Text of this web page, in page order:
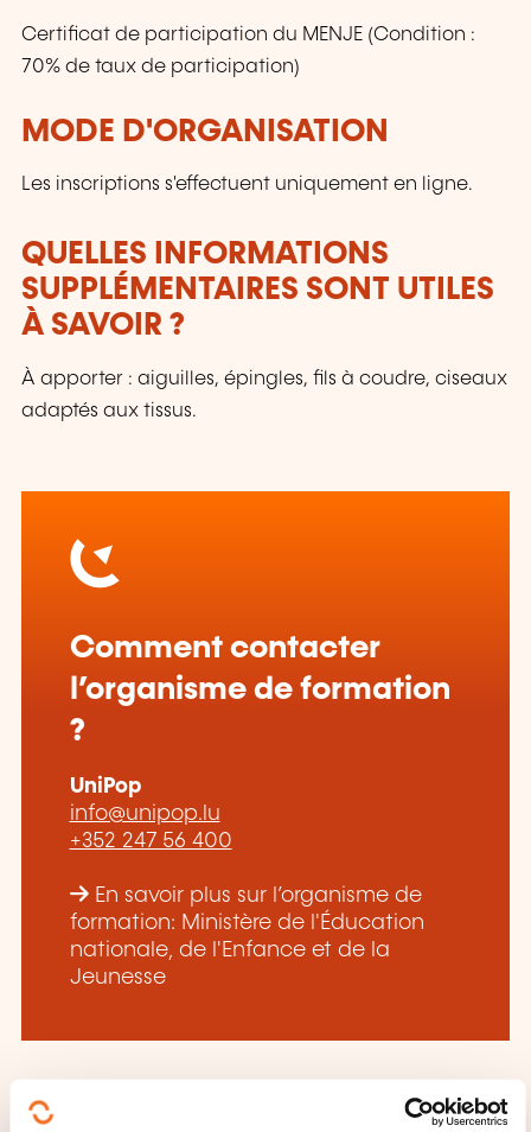
Certificat de participation du MENJE (Condition :
70% de taux de participation)
MODE D'ORGANISATION
Les inscriptions s'effectuent uniquement en ligne.
QUELLES INFORMATIONS
SUPPLÉMENTAIRES SONT UTILES
À SAVOIR ?
À apporter : aiguilles, épingles, fils à coudre, ciseaux
adaptés aux tissus.
Comment contacter
l’organisme de formation
?
UniPop
info@unipop.lu
+352 247 56 400
En savoir plus sur l’organisme de
formation: Ministère de l'Éducation
nationale, de l'Enfance et de la
Jeunesse